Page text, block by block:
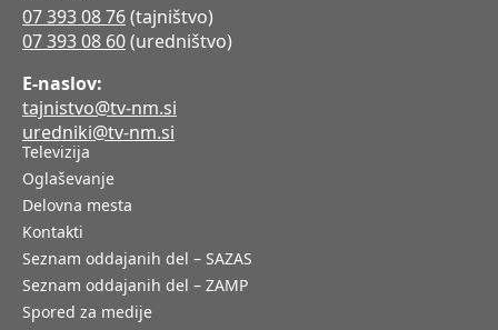
07 393 08 76(tajništvo)
07 393 08 60(uredništvo)
E-naslov:
tajnistvo@tv-nm.si
uredniki@tv-nm.si
Televizija
Oglaševanje
Delovna mesta
Kontakti
Seznam oddajanih del – SAZAS
Seznam oddajanih del – ZAMP
Spored za medije